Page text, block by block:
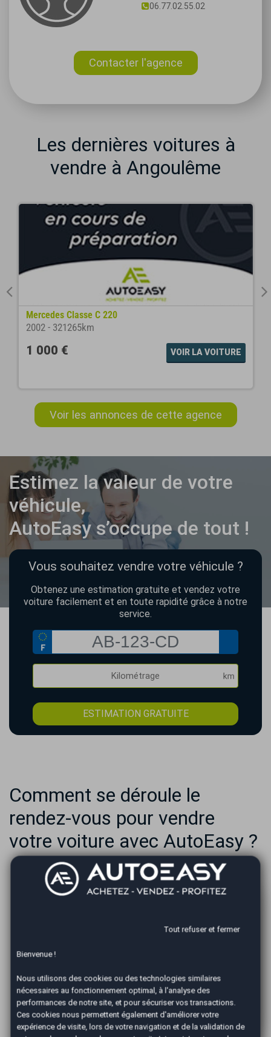
06.77.02.55.02
Contacter l'agence
Les dernières voitures à
vendre à Angoulême
Mercedes Classe C 220
2002 - 321265km
1 000 € VOIR LA VOITURE
Voir les annonces de cette agence
Estimez la valeur de votre
véhicule,
AutoEasy s’occupe de tout !
Vous souhaitez vendre votre véhicule ?
Obtenez une estimation gratuite et vendez votre
voiture facilement et en toute rapidité grâce à notre
service.
ESTIMATION GRATUITE
Comment se déroule le
rendez-vous pour vendre
votre voiture avec AutoEasy ?
Estimation
Complétez le formulaire pour effectuer votre
demande de vente de votre voiture
Tout refuser et fermer
Bienvenue !
Nous utilisons des cookies ou des technologies similaires
nécessaires au fonctionnement optimal, à l'analyse des
performances de notre site, et pour sécuriser vos transactions.
Ces cookies nous permettent également d'améliorer votre
expérience de visite, lors de votre navigation et de la validation de